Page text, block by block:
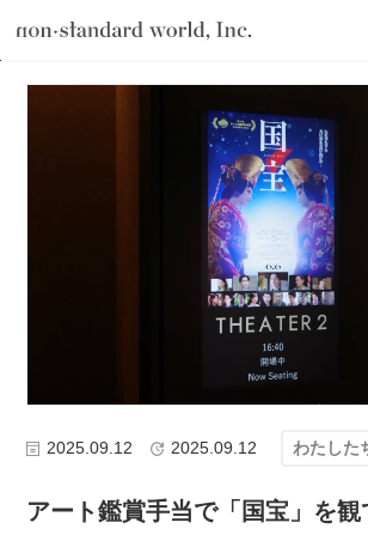
about
csr
service
works
flow
shop
blog
2025.09.12 2025.09.12 わたした
アート鑑賞手当で「国宝」を観